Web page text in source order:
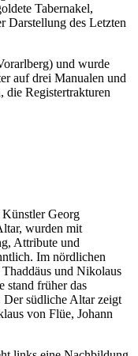
Tabernakel,
Darstellung des Letzten
und wurde
auf drei Manualen und
die Registertrakturen
Künstler Georg
wurden mit
Attribute und
Im nördlichen
und Nikolaus
stand früher das
Der südliche Altar zeigt
von Flüe, Johann